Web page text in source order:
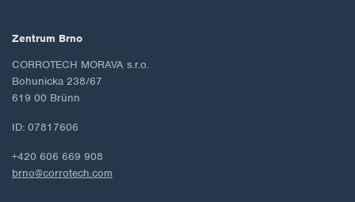
Zentrum Brno
CORROTECH MORAVA s.r.o.
Bohunicka 238/67
619 00 Brünn
ID: 07817606
+420 606 669 908
brno@corrotech.com